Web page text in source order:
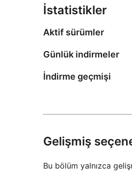
İstatistikler
Aktif sürümler
Günlük indirmeler
İndirme geçmişi
Gelişmiş
Bu bölüm yalnızca